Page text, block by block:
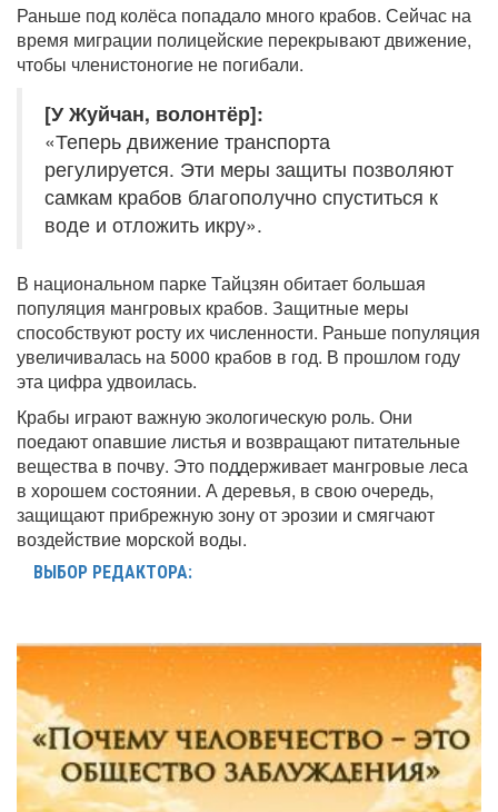
Раньше под колёса попадало много крабов. Сейчас на
время миграции полицейские перекрывают движение,
чтобы членистоногие не погибали.
[У Жуйчан, волонтёр]:
«Теперь движение транспорта
регулируется. Эти меры защиты позволяют
самкам крабов благополучно спуститься к
воде и отложить икру».
В национальном парке Тайцзян обитает большая
популяция мангровых крабов. Защитные меры
способствуют росту их численности. Раньше популяция
увеличивалась на 5000 крабов в год. В прошлом году
эта цифра удвоилась.
Крабы играют важную экологическую роль. Они
поедают опавшие листья и возвращают питательные
вещества в почву. Это поддерживает мангровые леса
в хорошем состоянии. А деревья, в свою очередь,
защищают прибрежную зону от эрозии и смягчают
воздействие морской воды.
ВЫБОР РЕДАКТОРА: